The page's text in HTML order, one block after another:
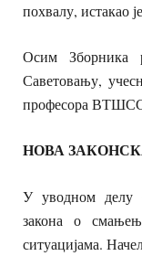
похвалу, истакао
Осим Зборника
Саветовању,
професора ВТШСС
НОВА
У уводном делу
закона о
ситуацијама.